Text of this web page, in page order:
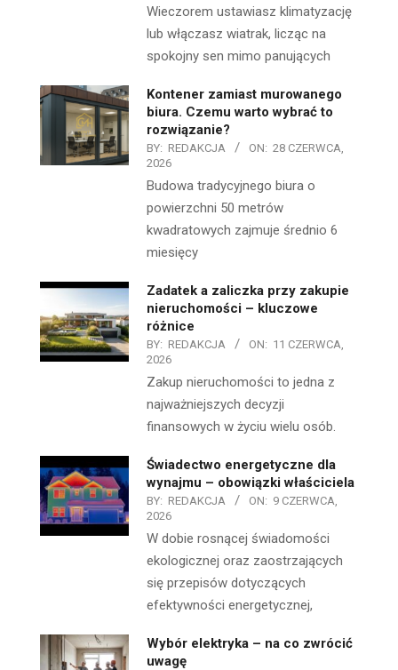
Wieczorem ustawiasz klimatyzację
lub włączasz wiatrak, licząc na
spokojny sen mimo panujących
Kontener zamiast murowanego
biura. Czemu warto wybrać to
rozwiązanie?
BY: REDAKCJA ON: 28 CZERWCA,
2026
Budowa tradycyjnego biura o
powierzchni 50 metrów
kwadratowych zajmuje średnio 6
miesięcy
Zadatek a zaliczka przy zakupie
nieruchomości – kluczowe
różnice
BY: REDAKCJA ON: 11 CZERWCA,
2026
Zakup nieruchomości to jedna z
najważniejszych decyzji
finansowych w życiu wielu osób.
Świadectwo energetyczne dla
wynajmu – obowiązki właściciela
BY: REDAKCJA ON: 9 CZERWCA,
2026
W dobie rosnącej świadomości
ekologicznej oraz zaostrzających
się przepisów dotyczących
efektywności energetycznej,
Wybór elektryka – na co zwrócić
uwagę